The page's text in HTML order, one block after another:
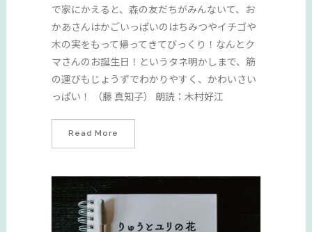
で家にかえると、森の友だちがみんないて、お
かあさんはかごいっぱいのはちみつやイチゴや
木の実をもって帰ってきてびっくり！なんとク
マさんのお誕生日！というタネ明かしまで、筋
の運びもじょうずでわかりやすく、かわいさい
っぱい！ （藤 真知子） 朗読：木村好江
Read More